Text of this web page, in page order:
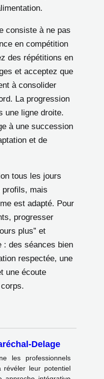
consiste à ne pas
en compétition
des répétitions en
et acceptez que
à consolider
La progression
une ligne droite.
à une succession
et de
tous les jours
profils, mais
est adapté. Pour
progresser
plus” et
: des séances bien
respectée, une
une écoute
Delage
les professionnels
révéler leur potentiel